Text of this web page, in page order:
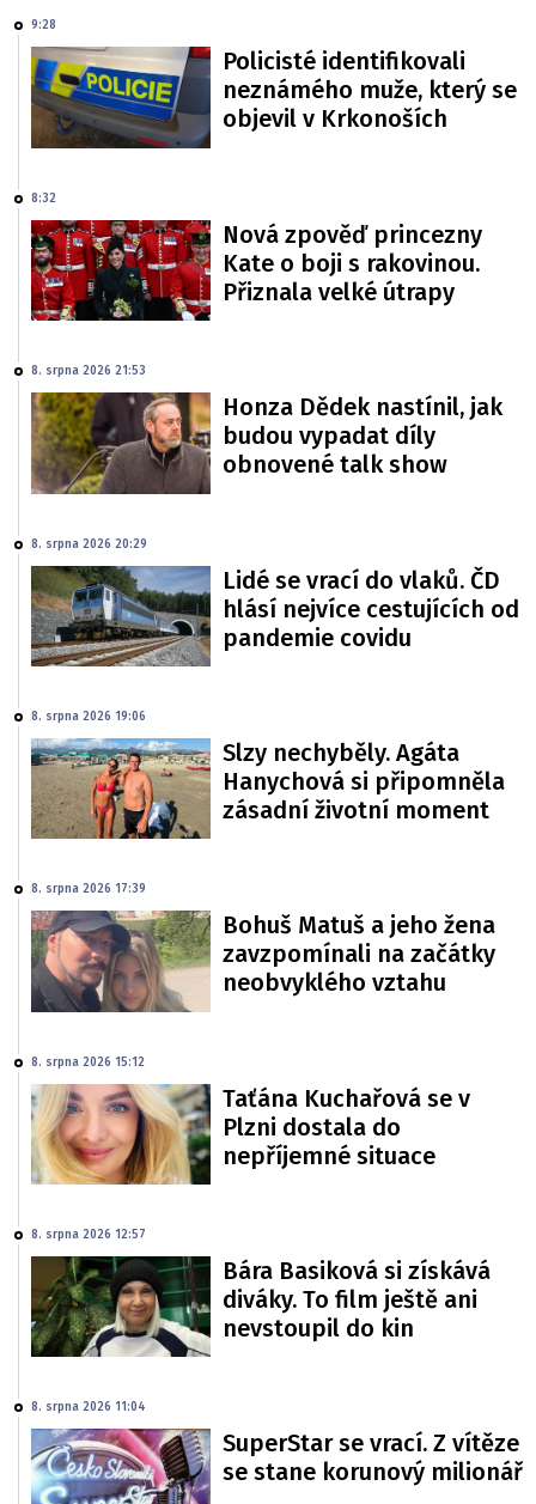
9:28
Policisté identifikovali
neznámého muže, který se
objevil v Krkonoších
8:32
Nová zpověď princezny
Kate o boji s rakovinou.
Přiznala velké útrapy
8. srpna 2026 21:53
Honza Dědek nastínil, jak
budou vypadat díly
obnovené talk show
8. srpna 2026 20:29
Lidé se vrací do vlaků. ČD
hlásí nejvíce cestujících od
pandemie covidu
8. srpna 2026 19:06
Slzy nechyběly. Agáta
Hanychová si připomněla
zásadní životní moment
8. srpna 2026 17:39
Bohuš Matuš a jeho žena
zavzpomínali na začátky
neobvyklého vztahu
8. srpna 2026 15:12
Taťána Kuchařová se v
Plzni dostala do
nepříjemné situace
8. srpna 2026 12:57
Bára Basiková si získává
diváky. To film ještě ani
nevstoupil do kin
8. srpna 2026 11:04
SuperStar se vrací. Z vítěze
se stane korunový milionář